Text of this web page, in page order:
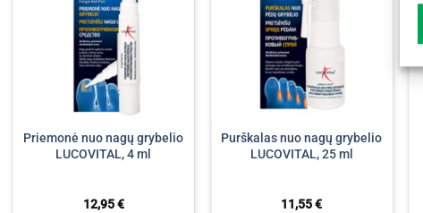
Priemonė nuo nagų grybelio
LUCOVITAL, 4 ml
12,95€
Purškalas nuo nagų grybelio
LUCOVITAL, 25 ml
11,55€